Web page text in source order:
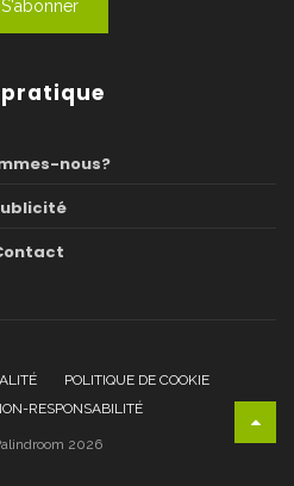
nous?
POLITIQUE DE COOKIE
RESPONSABILITÉ
2026